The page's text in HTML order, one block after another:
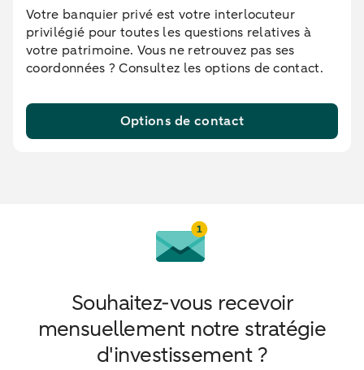
Votre banquier privé est votre interlocuteur
privilégié pour toutes les questions relatives à
votre patrimoine. Vous ne retrouvez pas ses
coordonnées ? Consultez les options de contact.
Options de contact
Souhaitez-vous recevoir
mensuellement notre stratégie
d'investissement ?